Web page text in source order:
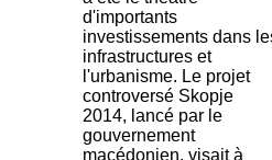
d'importants
investissements dans
infrastructures et
l'urbanisme. Le projet
controversé Skopje
2014, lancé par le
gouvernement
macédonien, visait à